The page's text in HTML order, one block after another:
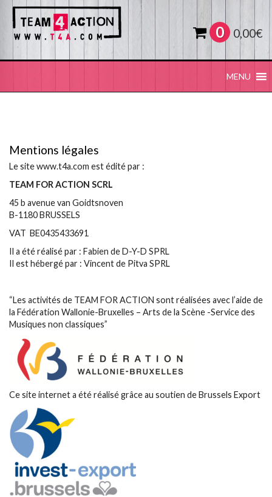
MENU
0 0,00€
Mentions légales
Le site www.t4a.com est édité par :
TEAM FOR ACTION SCRL
45 b avenue van Goidtsnoven
B-1180 BRUSSELS
VAT BE0435433691
Il a été réalisé par : Fabien de D-Y-D SPRL
Il est hébergé par : Vincent de Pitva SPRL
“Les activités de TEAM FOR ACTION sont réalisées avec l’aide de
la Fédération Wallonie-Bruxelles – Arts de la Scène -Service des
Musiques non classiques”
Ce site internet a été réalisé grâce au soutien de Brussels Export